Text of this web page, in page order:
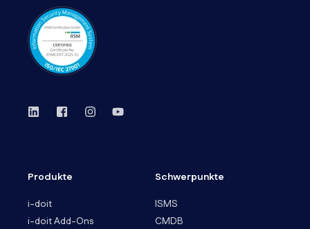
Produkte
i-doit
i-doit Add-Ons
Schwerpunkte
ISMS
CMDB